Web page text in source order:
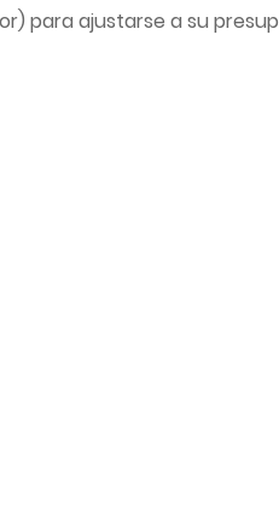
para ajustarse a su